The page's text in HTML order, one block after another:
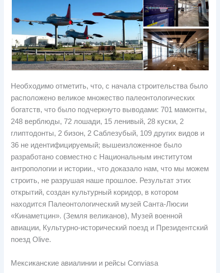
Необходимо отметить, что, с начала строительства было
расположено великое множество палеонтологических
богатств, что было подчеркнуто выводами: 701 мамонты,
248 верблюды, 72 лошади, 15 ленивый, 28 куски, 2
глиптодонты, 2 бизон, 2 Саблезубый, 109 других видов и
36 не идентифицируемый; вышеизложенное было
разработано совместно с Национальным институтом
антропологии и истории., что доказало нам, что мы можем
строить, не разрушая наше прошлое. Результат этих
открытий, создан культурный коридор, в котором
находится Палеонтологический музей Санта-Люсии
«Кинаметцин». (Земля великанов), Музей военной
авиации, Культурно-исторический поезд и Президентский
поезд Olive.
Мексиканские авиалинии и рейсы Conviasa